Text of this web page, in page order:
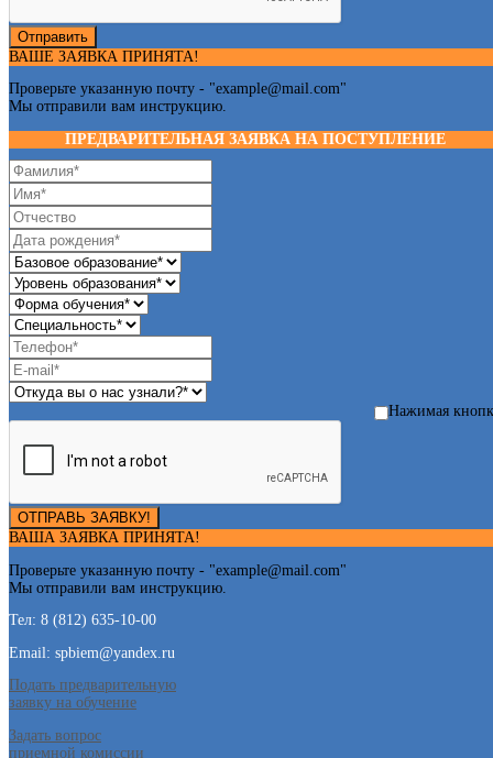
Отправить
ВАШЕ ЗАЯВКА ПРИНЯТА!
Проверьте указанную почту - "example@mail.com"
Мы отправили вам инструкцию.
ПРЕДВАРИТЕЛЬНАЯ ЗАЯВКА НА ПОСТУПЛЕНИЕ
Нажимая
ОТПРАВЬ ЗАЯВКУ!
ВАША ЗАЯВКА ПРИНЯТА!
Проверьте указанную почту - "example@mail.com"
Мы отправили вам инструкцию.
Тел: 8 (812) 635-10-00
Email: spbiem@yandex.ru
Подать предварительную
заявку на обучение
Задать вопрос
приемной комиссии